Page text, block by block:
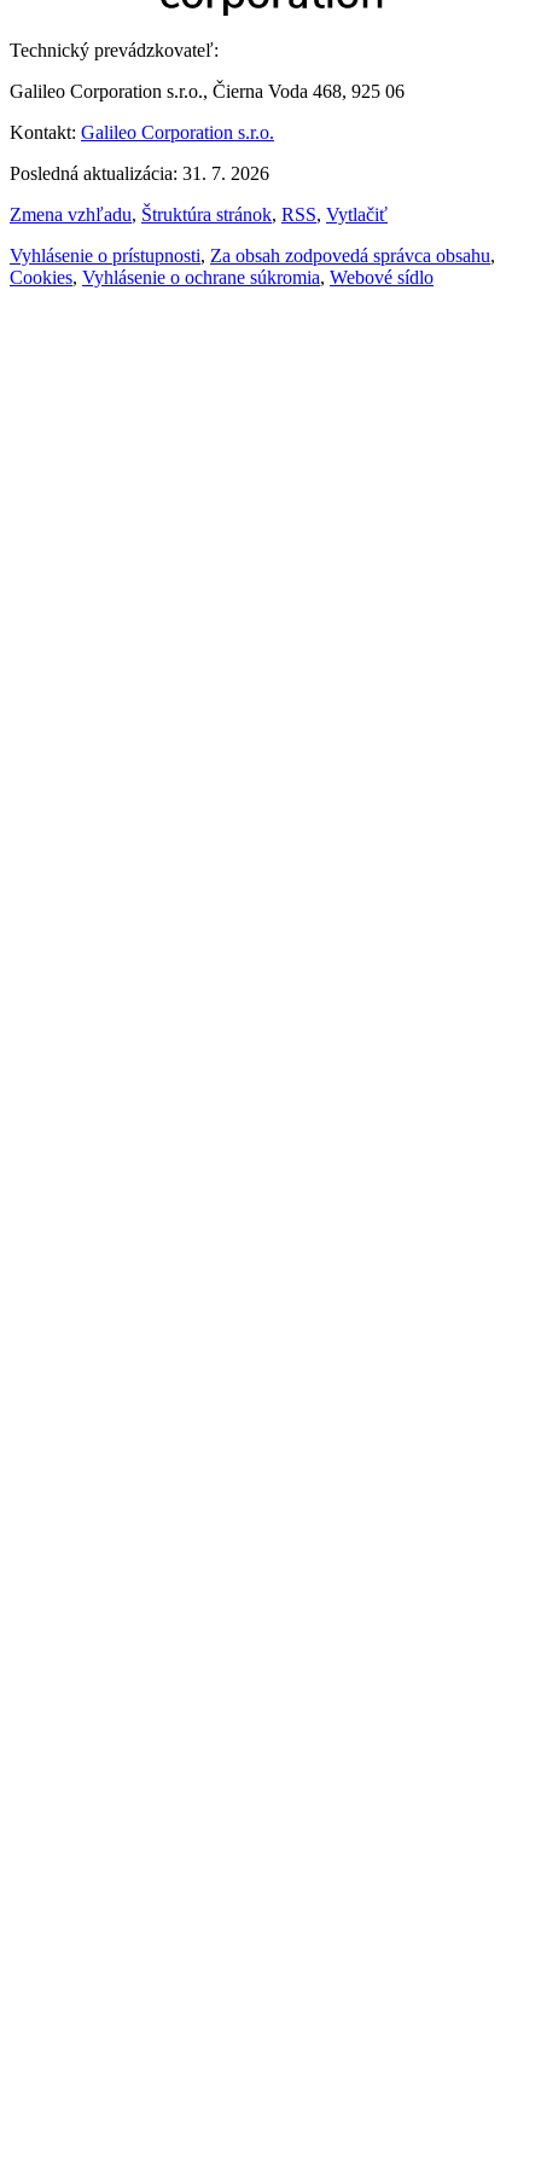
Technický prevádzkovateľ:
Galileo Corporation s.r.o., Čierna Voda 468, 925 06
Kontakt: Galileo Corporation s.r.o.
Posledná aktualizácia: 31. 7. 2026
Zmena vzhľadu, Štruktúra stránok, RSS, Vytlačiť
Vyhlásenie o prístupnosti, Za obsah zodpovedá správca obsahu,
Cookies, Vyhlásenie o ochrane súkromia, Webové sídlo